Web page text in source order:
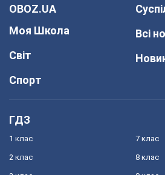
OBOZ.UA
Моя Школа
Світ
Спорт
Всі
ГДЗ
1 клас
2 клас
7 клас
8 клас